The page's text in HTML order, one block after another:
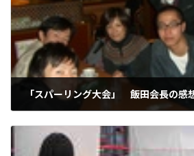
「スパーリング大会」 飯田会長の感